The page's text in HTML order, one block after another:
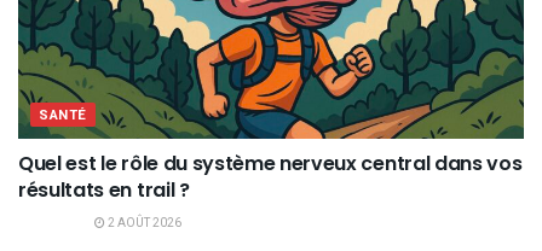
SANTÉ
Quel est le rôle du système nerveux central dans vos
résultats en trail ?
2 AOÛT 2026